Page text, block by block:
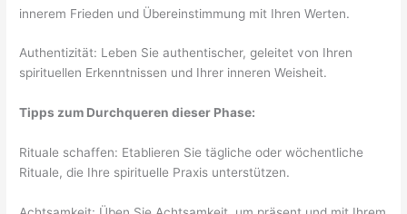
innerem Frieden und Übereinstimmung mit Ihren Werten.
Authentizität: Leben Sie authentischer, geleitet von Ihren
spirituellen Erkenntnissen und Ihrer inneren Weisheit.
Tipps zum Durchqueren dieser Phase:
Rituale schaffen: Etablieren Sie tägliche oder wöchentliche
Rituale, die Ihre spirituelle Praxis unterstützen.